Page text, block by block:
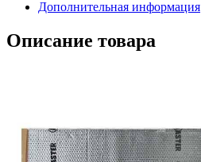
Дополнительная информация
Описание товара